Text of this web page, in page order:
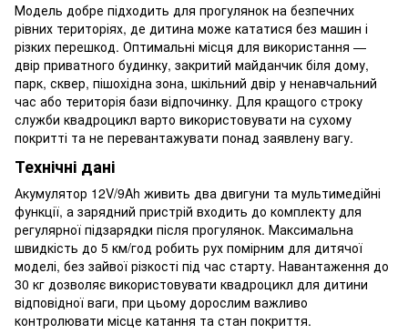
Модель добре підходить для прогулянок на безпечних
рівних територіях, де дитина може кататися без машин і
різких перешкод. Оптимальні місця для використання —
двір приватного будинку, закритий майданчик біля дому,
парк, сквер, пішохідна зона, шкільний двір у ненавчальний
час або територія бази відпочинку. Для кращого строку
служби квадроцикл варто використовувати на сухому
покритті та не перевантажувати понад заявлену вагу.
Технічні дані
Акумулятор 12V/9Ah живить два двигуни та мультимедійні
функції, а зарядний пристрій входить до комплекту для
регулярної підзарядки після прогулянок. Максимальна
швидкість до 5 км/год робить рух помірним для дитячої
моделі, без зайвої різкості під час старту. Навантаження до
30 кг дозволяє використовувати квадроцикл для дитини
відповідної ваги, при цьому дорослим важливо
контролювати місце катання та стан покриття.